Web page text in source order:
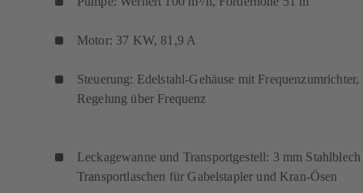
Motor: 37 KW, 81,9 A
Steuerung: Edelstahl-Gehäuse mit Frequenzumrichter,
Regelung über
Leckagewanne und Transportgestell: 3 mm
Transportlaschen für Gabelstapler und Kran-Ösen